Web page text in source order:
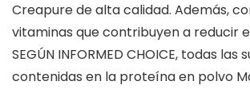
Creapure de alta calidad. Además,
vitaminas que contribuyen a reducir
SEGÚN INFORMED CHOICE, todas las
contenidas en la proteína en polvo